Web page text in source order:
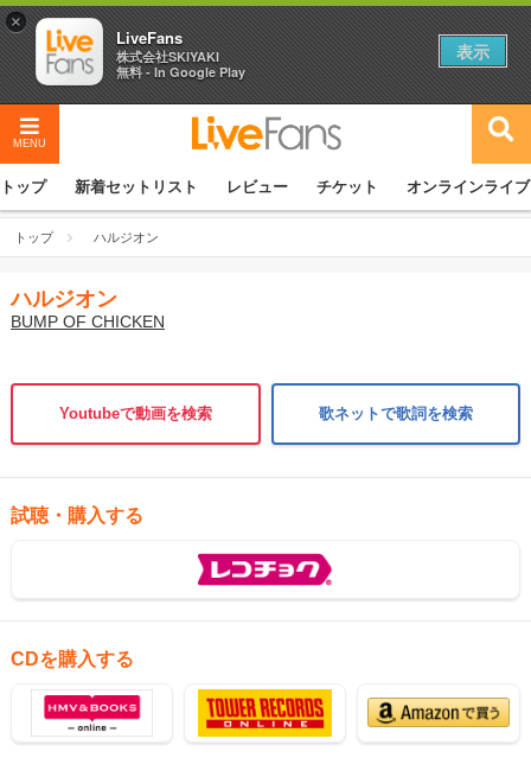
MENU
トップ 新着セットリスト レビュー チケット オンラインライブ
トップ ハルジオン
ハルジオン
BUMP OF CHICKEN
Youtubeで動画を検索 歌ネットで歌詞を検索
試聴・購入する
CDを購入する
×
LiveFans
株式会社SKIYAKI
無料 - In Google Play
表示